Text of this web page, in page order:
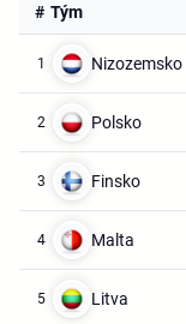
# Tým
1 Nizozemsko
2 Polsko
3 Finsko
4 Malta
5 Litva